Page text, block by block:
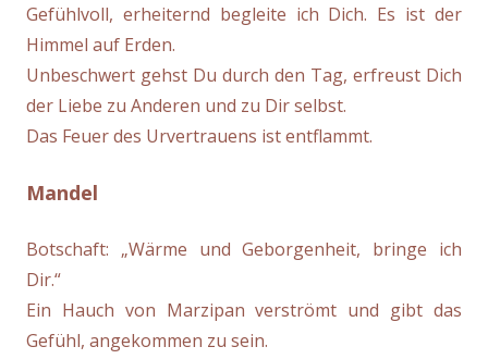
Gefühlvoll, erheiternd begleite ich Dich. Es ist der
Himmel auf Erden.
Unbeschwert gehst Du durch den Tag, erfreust Dich
der Liebe zu Anderen und zu Dir selbst.
Das Feuer des Urvertrauens ist entflammt.
Mandel
Botschaft: „Wärme und Geborgenheit, bringe ich
Dir.“
Ein Hauch von Marzipan verströmt und gibt das
Gefühl, angekommen zu sein.